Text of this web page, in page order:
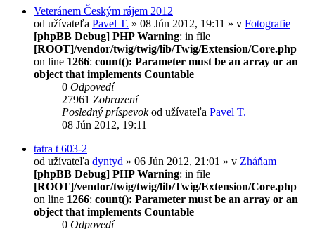
Veteránem Českým rájem 2012
od užívateľa Pavel T. » 08 Jún 2012, 19:11 » v Fotografie
[phpBB Debug] PHP Warning: in file
[ROOT]/vendor/twig/twig/lib/Twig/Extension/Core.php
on line 1266: count(): Parameter must be an array or an
object that implements Countable
0 Odpovedí
27961 Zobrazení
Posledný príspevokod užívateľa Pavel T.
08 Jún 2012, 19:11
tatra t 603-2
od užívateľa dyntyd » 06 Jún 2012, 21:01 » v Zháňam
[phpBB Debug] PHP Warning: in file
[ROOT]/vendor/twig/twig/lib/Twig/Extension/Core.php
on line 1266: count(): Parameter must be an array or an
object that implements Countable
0 Odpovedí